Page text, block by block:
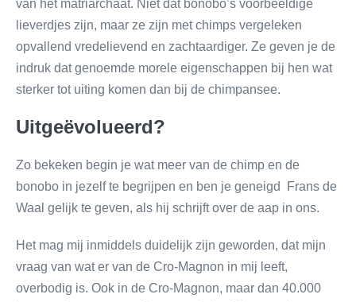
van het matriarchaat. Niet dat bonobo’s voorbeeldige
lieverdjes zijn, maar ze zijn met chimps vergeleken
opvallend vredelievend en zachtaardiger. Ze geven je de
indruk dat genoemde morele eigenschappen bij hen wat
sterker tot uiting komen dan bij de chimpansee.
Uitgeëvolueerd?
Zo bekeken begin je wat meer van de chimp en de
bonobo in jezelf te begrijpen en ben je geneigd Frans de
Waal gelijk te geven, als hij schrijft over de aap in ons.
Het mag mij inmiddels duidelijk zijn geworden, dat mijn
vraag van wat er van de Cro-Magnon in mij leeft,
overbodig is. Ook in de Cro-Magnon, maar dan 40.000